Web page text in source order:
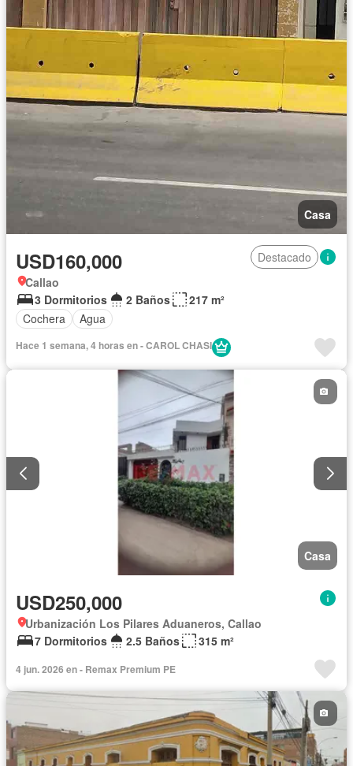
Casa
USD160,000
Destacado
Callao
3 Dormitorios
2 Baños
217 m²
Cochera
Agua
Hace 1 semana, 4 horas en - CAROL CHASI
Casa
USD250,000
Urbanización Los Pilares Aduaneros, Callao
7 Dormitorios
2.5 Baños 315 m²
4 jun. 2026 en - Remax Premium PE